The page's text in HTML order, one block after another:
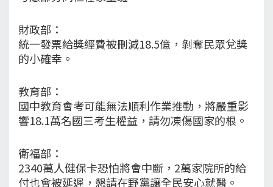
財政部：
統一發票給獎經費被刪減18.5億，剝奪民眾兌獎
的小確幸。
教育部：
國中教育會考可能無法順利作業推動，將嚴重影
響18.1萬名國三考生權益，請勿凍傷國家的根。
衛福部：
2340萬人健保卡恐怕將會中斷，2萬家院所的給
付也會被延遲，懇請在野黨讓全民安心就醫。